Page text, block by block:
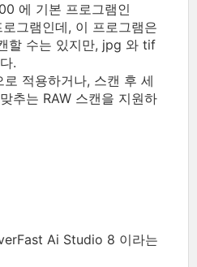
에 기본 프로그램인
그램인데, 이 프로그램은
할 수는 있지만, jpg 와 tif
.
적용하거나, 스캔 후 세
추는 RAW 스캔을 지원하
Ai Studio 8 이라는